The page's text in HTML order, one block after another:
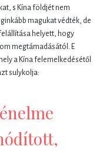
s Kína földjét nem
magukat védték, de
helyett, hogy
megtámadásától. E
a Kína felemelkedésétől
sulykolja: